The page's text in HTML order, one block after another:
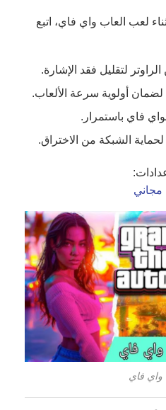
لعب العاب واي فاي، اتبع
لتقليل فقد الإشارة.
فاي باستمرار.
الشبكة من الاختراق.
مجاني
واي فاي